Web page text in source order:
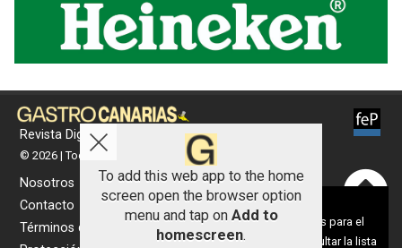
Revista Digital de gastronomía
© 2026 | Todos los derechos reservados
Nosotros
Contacto
Términos de uso
To add this web app to the home
screen open the browser option
menu and tap on Add to
homescreen.
Aviso sobre el Uso de cookies:
Utilizamos cookies nuestras y de terceros para el
funcionamiento del digital. Puedes consultar la lista